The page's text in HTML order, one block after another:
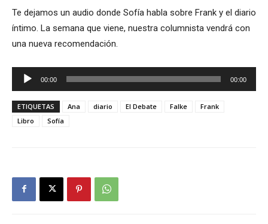
Te dejamos un audio donde Sofía habla sobre Frank y el diario
íntimo. La semana que viene, nuestra columnista vendrá con
una nueva recomendación.
Reproductor
de
audio
00:00 00:00
ETIQUETAS Ana diario El Debate Falke
Frank
Libro
Sofía